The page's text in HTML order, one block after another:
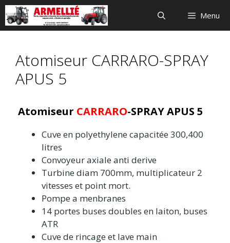
Aller
au
contenu
Menu
Atomiseur CARRARO-SPRAY
APUS 5
Atomiseur CARRARO-SPRAY APUS 5
Cuve en polyethylene capacitée 300,400
litres
Convoyeur axiale anti derive
Turbine diam 700mm, multiplicateur 2
vitesses et point mort.
Pompe a menbranes
14 portes buses doubles en laiton, buses
ATR
Cuve de rincage et lave main